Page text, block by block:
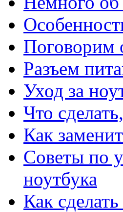
Поговорим
Разъем
Уход за
Что
Как
Советы по
ноутбука
Как